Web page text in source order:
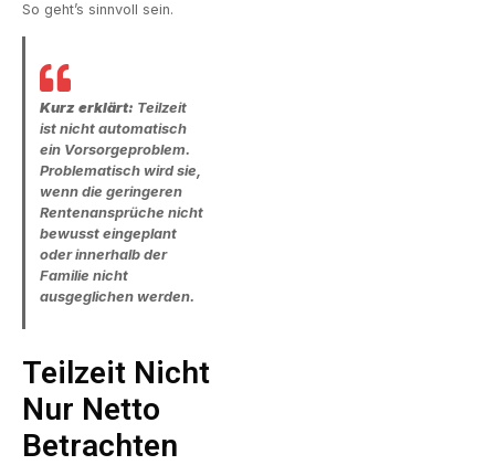
So geht’s sinnvoll sein.
Kurz erklärt: Teilzeit
ist nicht automatisch
ein Vorsorgeproblem.
Problematisch wird sie,
wenn die geringeren
Rentenansprüche nicht
bewusst eingeplant
oder innerhalb der
Familie nicht
ausgeglichen werden.
Teilzeit Nicht
Nur Netto
Betrachten